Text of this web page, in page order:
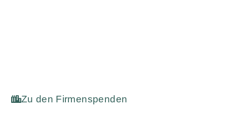
Zu den Firmenspenden